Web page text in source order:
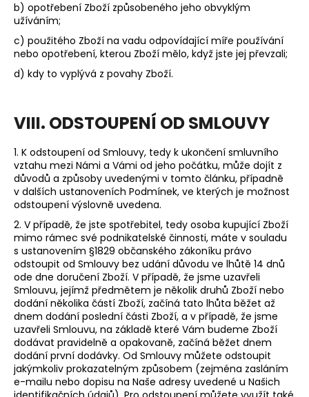
b) opotřebení Zboží způsobeného jeho obvyklým
užíváním;
c) použitého Zboží na vadu odpovídající míře používání
nebo opotřebení, kterou Zboží mělo, když jste jej převzali;
d) kdy to vyplývá z povahy Zboží.
VIII. ODSTOUPENÍ OD SMLOUVY
1. K odstoupení od Smlouvy, tedy k ukončení smluvního
vztahu mezi Námi a Vámi od jeho počátku, může dojít z
důvodů a způsoby uvedenými v tomto článku, případně
v dalších ustanoveních Podmínek, ve kterých je možnost
odstoupení výslovně uvedena.
2. V případě, že jste spotřebitel, tedy osoba kupující Zboží
mimo rámec své podnikatelské činnosti, máte v souladu
s ustanovením §1829 občanského zákoníku právo
odstoupit od Smlouvy bez udání důvodu ve lhůtě 14 dnů
ode dne doručení Zboží. V případě, že jsme uzavřeli
Smlouvu, jejímž předmětem je několik druhů Zboží nebo
dodání několika částí Zboží, začíná tato lhůta běžet až
dnem dodání poslední části Zboží, a v případě, že jsme
uzavřeli Smlouvu, na základě které Vám budeme Zboží
dodávat pravidelně a opakovaně, začíná běžet dnem
dodání první dodávky. Od Smlouvy můžete odstoupit
jakýmkoliv prokazatelným způsobem (zejména zasláním
e-mailu nebo dopisu na Naše adresy uvedené u Našich